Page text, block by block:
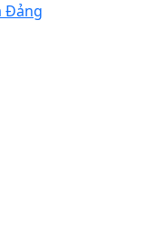
Đảng